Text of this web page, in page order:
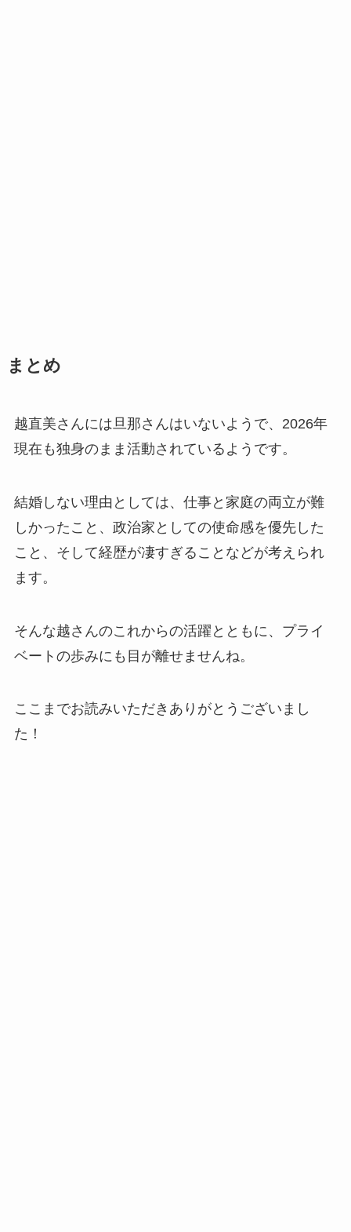
まとめ
越直美さんには旦那さんはいないようで、2026年
現在も独身のまま活動されているようです。
結婚しない理由としては、仕事と家庭の両立が難
しかったこと、政治家としての使命感を優先した
こと、そして経歴が凄すぎることなどが考えられ
ます。
そんな越さんのこれからの活躍とともに、プライ
ベートの歩みにも目が離せませんね。
ここまでお読みいただきありがとうございまし
た！